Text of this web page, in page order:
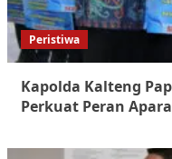
Peristiwa
Kapolda Kalteng
Perkuat Peran